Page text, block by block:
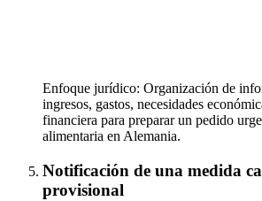
Enfoque jurídico: Organización de
ingresos, gastos, necesidades
financiera para preparar un pedido
alimentaria en Alemania.
Notificación de una medida
provisional